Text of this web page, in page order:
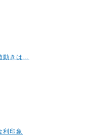
動きは…
利印象